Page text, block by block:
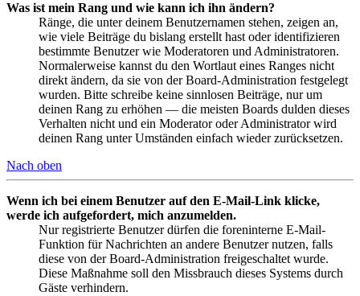
Was ist mein Rang und wie kann ich ihn ändern?
Ränge, die unter deinem Benutzernamen stehen, zeigen an,
wie viele Beiträge du bislang erstellt hast oder identifizieren
bestimmte Benutzer wie Moderatoren und Administratoren.
Normalerweise kannst du den Wortlaut eines Ranges nicht
direkt ändern, da sie von der Board-Administration festgelegt
wurden. Bitte schreibe keine sinnlosen Beiträge, nur um
deinen Rang zu erhöhen — die meisten Boards dulden dieses
Verhalten nicht und ein Moderator oder Administrator wird
deinen Rang unter Umständen einfach wieder zurücksetzen.
Nach oben
Wenn ich bei einem Benutzer auf den E-Mail-Link klicke,
werde ich aufgefordert, mich anzumelden.
Nur registrierte Benutzer dürfen die foreninterne E-Mail-
Funktion für Nachrichten an andere Benutzer nutzen, falls
diese von der Board-Administration freigeschaltet wurde.
Diese Maßnahme soll den Missbrauch dieses Systems durch
Gäste verhindern.